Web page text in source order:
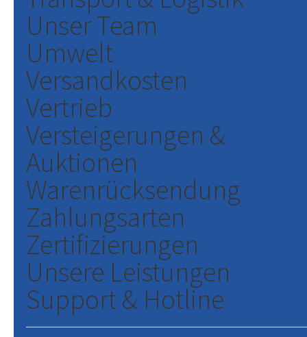
Unser Team
Umwelt
Versandkosten
Vertrieb
Versteigerungen &
Auktionen
Warenrücksendung
Zahlungsarten
Zertifizierungen
Unsere Leistungen
Support & Hotline